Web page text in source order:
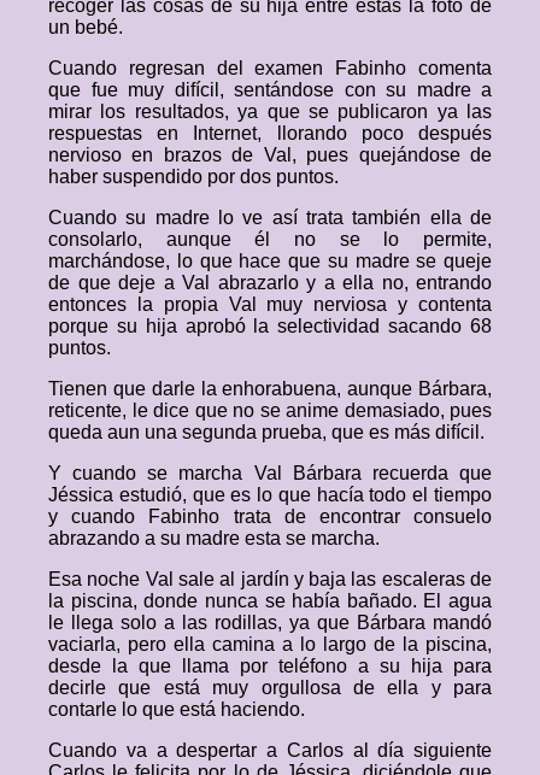
recoger las cosas de su hija entre estas la foto de
un bebé.
Cuando regresan del examen Fabinho comenta
que fue muy difícil, sentándose con su madre a
mirar los resultados, ya que se publicaron ya las
respuestas en Internet, llorando poco después
nervioso en brazos de Val, pues quejándose de
haber suspendido por dos puntos.
Cuando su madre lo ve así trata también ella de
consolarlo, aunque él no se lo permite,
marchándose, lo que hace que su madre se queje
de que deje a Val abrazarlo y a ella no, entrando
entonces la propia Val muy nerviosa y contenta
porque su hija aprobó la selectividad sacando 68
puntos.
Tienen que darle la enhorabuena, aunque Bárbara,
reticente, le dice que no se anime demasiado, pues
queda aun una segunda prueba, que es más difícil.
Y cuando se marcha Val Bárbara recuerda que
Jéssica estudió, que es lo que hacía todo el tiempo
y cuando Fabinho trata de encontrar consuelo
abrazando a su madre esta se marcha.
Esa noche Val sale al jardín y baja las escaleras de
la piscina, donde nunca se había bañado. El agua
le llega solo a las rodillas, ya que Bárbara mandó
vaciarla, pero ella camina a lo largo de la piscina,
desde la que llama por teléfono a su hija para
decirle que está muy orgullosa de ella y para
contarle lo que está haciendo.
Cuando va a despertar a Carlos al día siguiente